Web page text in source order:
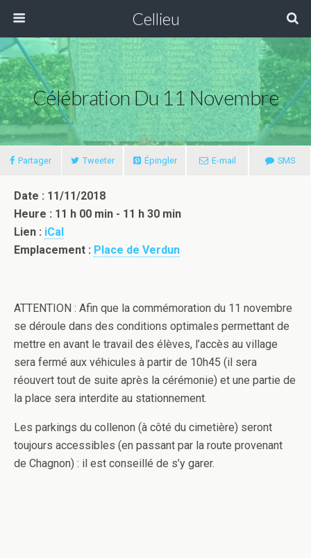
Cellieu
Célébration Du 11 Novembre
Partager Tweeter Épingler E-mail SMS
Date : 11/11/2018
Heure : 11 h 00 min - 11 h 30 min
Lien : iCal
Emplacement : Place de Verdun
ATTENTION : Afin que la commémoration du 11 novembre
se déroule dans des conditions optimales permettant de
mettre en avant le travail des élèves, l’accès au village
sera fermé aux véhicules à partir de 10h45 (il sera
réouvert tout de suite après la cérémonie) et une partie de
la place sera interdite au stationnement.
Les parkings du collenon (à côté du cimetière) seront
toujours accessibles (en passant par la route provenant
de Chagnon) : il est conseillé de s’y garer.